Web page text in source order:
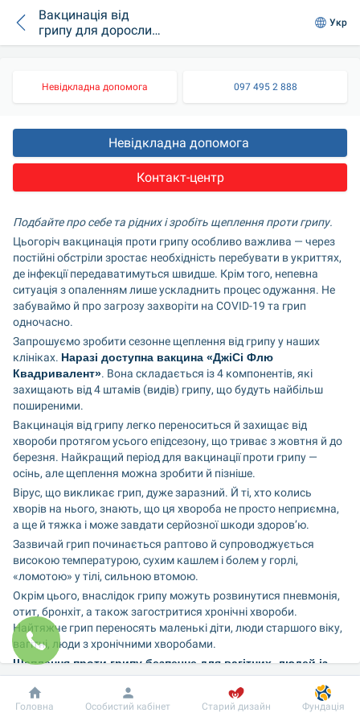
Вакцинація від
грипу для дорослих
та дітей у медичних
Укр
Невідкладна допомога 097 495 2 888
Невідкладна допомога
Контакт-центр
Подбайте про себе та рідних і зробіть щеплення проти грипу.
Цьогоріч вакцинація проти грипу особливо важлива — через
постійні обстріли зростає необхідність перебувати в укриттях,
де інфекції передаватимуться швидше. Крім того, непевна
ситуація з опаленням лише ускладнить процес одужання. Не
забуваймо й про загрозу захворіти на COVID-19 та грип
одночасно.
Запрошуємо зробити сезонне щеплення від грипу у наших
клініках. Наразі доступна вакцина «ДжіСі Флю
Квадривалент». Вона складається із 4 компонентів, які
захищають від 4 штамів (видів) грипу, що будуть найбільш
поширеними.
Вакцинація від грипу легко переноситься й захищає від
хвороби протягом усього епідсезону, що триває з жовтня й до
березня. Найкращий період для вакцинації проти грипу —
осінь, але щеплення можна зробити й пізніше.
Вірус, що викликає грип, дуже заразний. Й ті, хто колись
хворів на нього, знають, що ця хвороба не просто неприємна,
а ще й тяжка і може завдати серйозної шкоди здоров’ю.
Зазвичай грип починається раптово й супроводжується
високою температурою, сухим кашлем і болем у горлі,
«ломотою» у тілі, сильною втомою.
Окрім цього, внаслідок грипу можуть розвинутися пневмонія,
отит, бронхіт, а також загостритися хронічні хвороби.
Найтяжче грип переносять маленькі діти, люди старшого віку,
вагітні, люди з хронічними хворобами.
Щеплення проти грипу безпечне для вагітних, людей із
хронічними захворюваннями, людей старшого віку. Дітям
вакцину від грипу можна робити від шести місяців життя.
Перед вакцинацією лікар вас обов’язково огляне й розпитає
Добробут Інформація Пацієнту
Головна Особистий кабінет Старий дизайн Фундація